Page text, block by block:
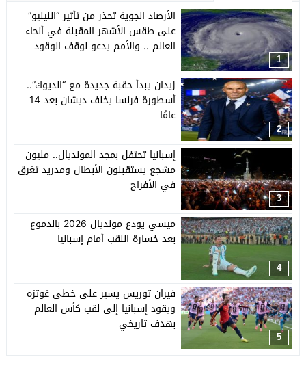
1
الأرصاد الجوية تحذر من تأثير “النينيو”
على طقس الأشهر المقبلة في أنحاء
العالم .. والأمم يدعو لوقف الوقود
2
زيدان يبدأ حقبة جديدة مع “الديوك”..
أسطورة فرنسا يخلف ديشان بعد 14
عامًا
3
إسبانيا تحتفل بمجد المونديال.. مليون
مشجع يستقبلون الأبطال ومدريد تغرق
في الأفراح
4
ميسي يودع مونديال 2026 بالدموع
بعد خسارة اللقب أمام إسبانيا
5
فيران توريس يسير على خطى غوتزه
ويقود إسبانيا إلى لقب كأس العالم
بهدف تاريخي